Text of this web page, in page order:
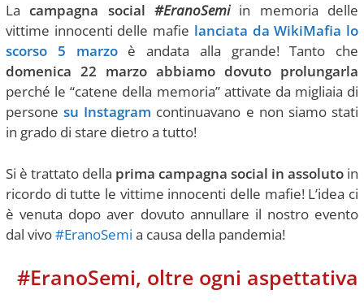
La campagna social#EranoSemiin memoria delle
vittime innocenti delle mafie lanciata da WikiMafia lo
scorso 5 marzoè andata alla grande! Tanto che
domenica 22 marzo abbiamo dovuto prolungarla
perché le “catene della memoria” attivate da migliaia di
personesu Instagram continuavano e non siamo stati
in grado di stare dietro a tutto!
Si è trattato della prima campagna social in assoluto in
ricordo di tutte le vittime innocenti delle mafie! L’idea ci
è venuta dopo aver dovuto annullare il nostro evento
dal vivo#EranoSemi a causa della pandemia!
#EranoSemi, oltre ogni aspettativa